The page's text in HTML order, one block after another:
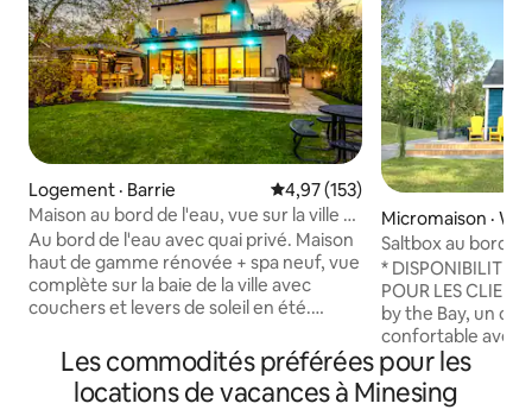
Logement · Barrie Note moyenne de 4,97 sur 5,
4,97 (153)
Maison au bord de l'eau, vue sur la ville et
le coucher du soleil, et à quelques pas de
la plage
Au bord de l'eau avec quai privé. Maison
haut de gamme rénovée + spa neuf, vue
complète sur la baie de la ville avec
couchers et levers de soleil en été.
's Point. 4 chambres appropriées et 2
canapés gigognes (queen size et lits
jumeaux) 3 chambres complètes +
Micromaison ·
Saltbox au bord
plages et Vetta
* DISPONIBILITÉS
POUR LES CLIENTS* Bienvenue à
by the Bay, un
confortable avec
commodités de
escapade en
petit groupe en
Les commodités préférées pour les
locations de vacances à Minesing